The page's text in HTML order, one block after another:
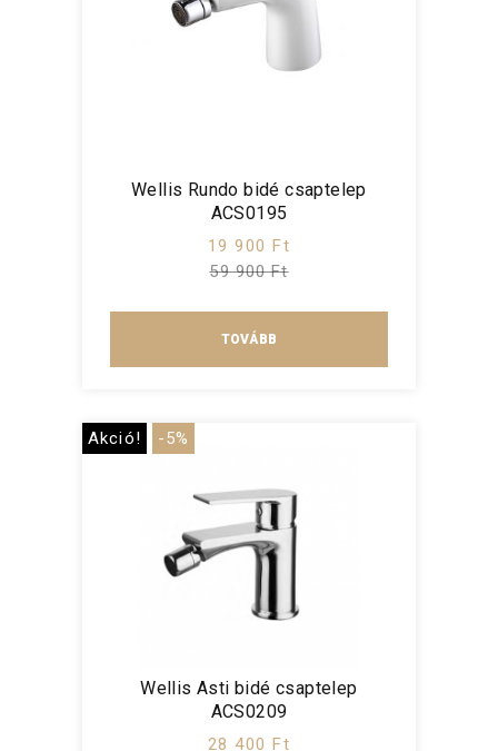
Wellis Rundo bidé csaptelep
ACS0195
19 900 Ft
59 900 Ft
TOVÁBB
Akció! -5%
Wellis Asti bidé csaptelep
ACS0209
28 400 Ft